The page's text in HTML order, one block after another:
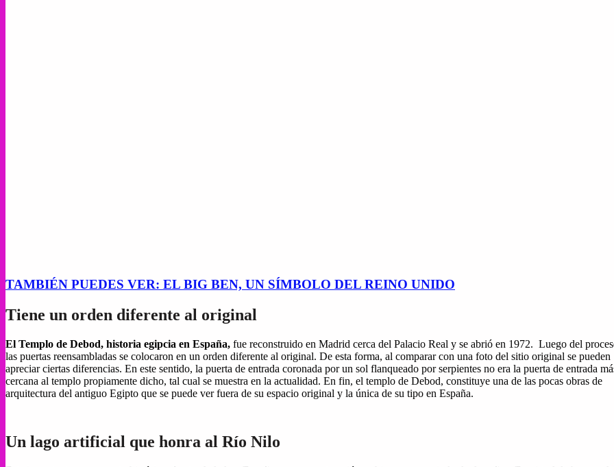
TAMBIÉN PUEDES VER: EL BIG BEN, UN SÍMBOLO DEL REINO UNIDO
Tiene un orden diferente al original
El Templo de Debod, historia egipcia en España, fue reconstruido en Madrid cerca del Palacio Real y se abrió en 1972. Luego del
las puertas reensambladas se colocaron en un orden diferente al original. De esta forma, al comparar con una foto del sitio original se pueden
apreciar ciertas diferencias. En este sentido, la puerta de entrada coronada por un sol flanqueado por serpientes no era la puerta de entrada
cercana al templo propiamente dicho, tal cual se muestra en la actualidad. En fin, el templo de Debod, constituye una de las pocas obras de
arquitectura del antiguo Egipto que se puede ver fuera de su espacio original y la única de su tipo en España.
Un lago artificial que honra al Río Nilo